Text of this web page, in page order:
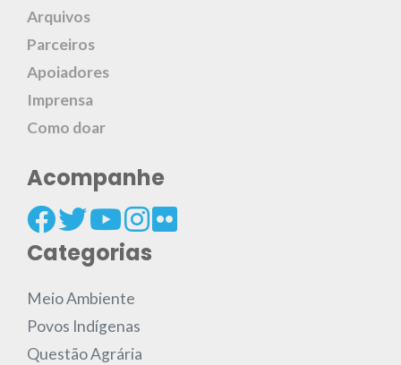
Arquivos
Parceiros
Apoiadores
Imprensa
Como doar
Acompanhe
Categorias
Meio Ambiente
Povos Indígenas
Questão Agrária